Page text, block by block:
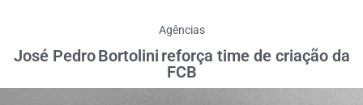
Agências
José Pedro Bortolini reforça time de criação da
FCB